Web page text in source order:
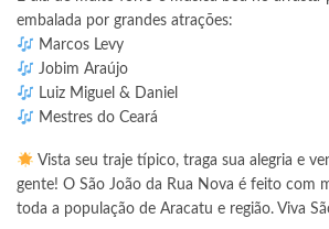
embalada por grandes atrações:
Marcos Levy
Jobim Araújo
Luiz Miguel & Daniel
Mestres do Ceará
Vista seu traje típico, traga sua alegria e
gente! O São João da Rua Nova é feito com
toda a população de Aracatu e região. Viva